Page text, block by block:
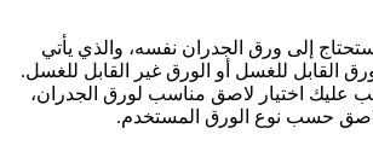
فستحتاج إلى ورق الجدران نفسه، والذي يأتي
القابل للغسل أو الورق غير القابل للغسل.
عليك اختيار لاصق مناسب لورق الجدران،
حسب نوع الورق المستخدم.